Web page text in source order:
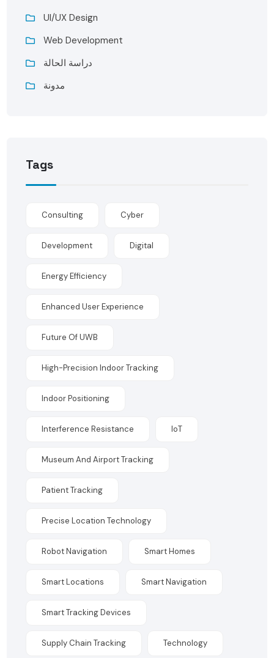
UI/UX Design
Web Development
دراسة الحالة
مدونة
Tags
Consulting Cyber
Development Digital
Energy Efficiency
Enhanced User Experience
Future Of UWB
High-Precision Indoor Tracking
Indoor Positioning
Interference Resistance IoT
Museum And Airport Tracking
Patient Tracking
Precise Location Technology
Robot Navigation Smart Homes
Smart Locations Smart Navigation
Smart Tracking Devices
Supply Chain Tracking Technology